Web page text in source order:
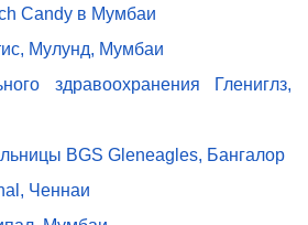
Candy в Мумбаи
Мулунд, Мумбаи
здравоохранения Глениглз,
BGS Gleneagles, Бангалор
Ченнаи